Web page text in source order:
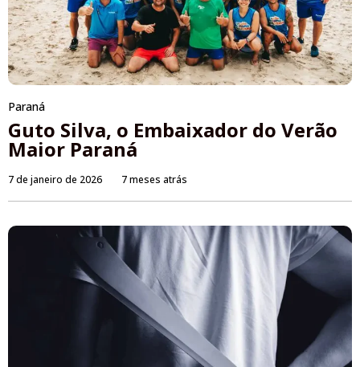
Paraná
Guto Silva, o Embaixador do Verão
Maior Paraná
7 de janeiro de 2026 7 meses atrás